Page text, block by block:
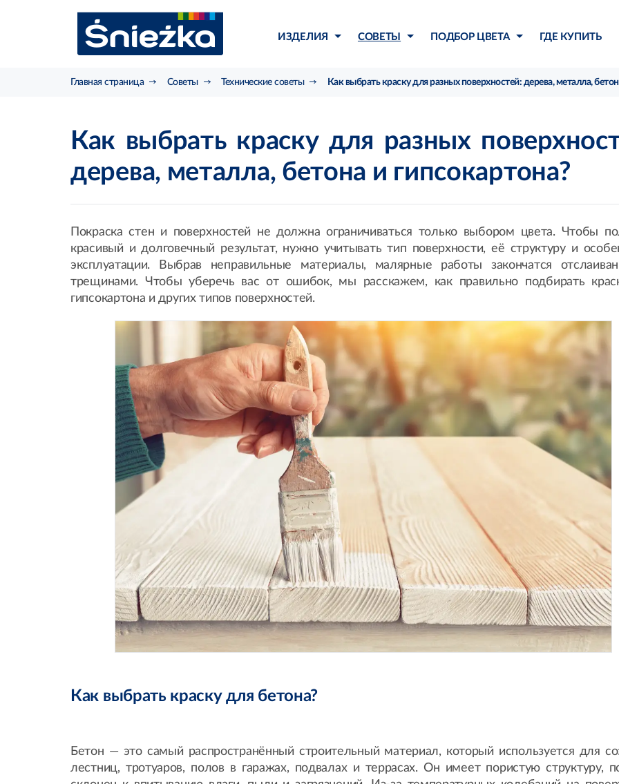
ИЗДЕЛИЯ СОВЕТЫ ПОДБОР ЦВЕТА ГДЕ КУПИТЬ
Главная страница Советы Технические советы Как выбрать краску для разных поверхностей: дерева, металла,
Как выбрать краску для разных
дерева, металла, бетона и гипсокартона?
Покраска стен и поверхностей не должна ограничиваться только выбором цвета. Чтобы
красивый и долговечный результат, нужно учитывать тип поверхности, её структуру и
эксплуатации. Выбрав неправильные материалы, малярные работы закончатся
трещинами. Чтобы уберечь вас от ошибок, мы расскажем, как правильно подбирать
гипсокартона и других типов поверхностей.
Как выбрать краску для бетона?
Бетон — это самый распространённый строительный материал, который используется для
лестниц, тротуаров, полов в гаражах, подвалах и террасах. Он имеет пористую структуру,